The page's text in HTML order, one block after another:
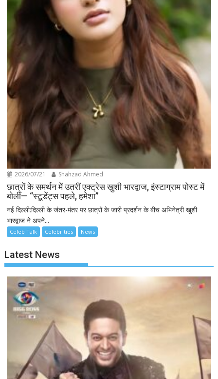
2026/07/21 Shahzad Ahmed
छात्रों के समर्थन में उतरीं एक्ट्रेस खुशी भारद्वाज, इंस्टाग्राम पोस्ट में
बोलीं— “स्टूडेंट्स पहले, हमेशा”
नई दिल्ली:दिल्ली के जंतर-मंतर पर छात्रों के जारी प्रदर्शन के बीच अभिनेत्री खुशी
भारद्वाज ने अपने...
Celeb Talk Celebrities News
Latest News